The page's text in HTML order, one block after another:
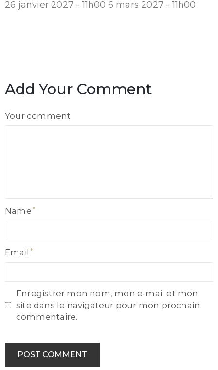
26 janvier 2027 - 11h00 6 mars 2027 - 11h00
Add Your Comment
Your comment
Name
Email
Enregistrer mon nom, mon e-mail et mon
site dans le navigateur pour mon prochain
commentaire.